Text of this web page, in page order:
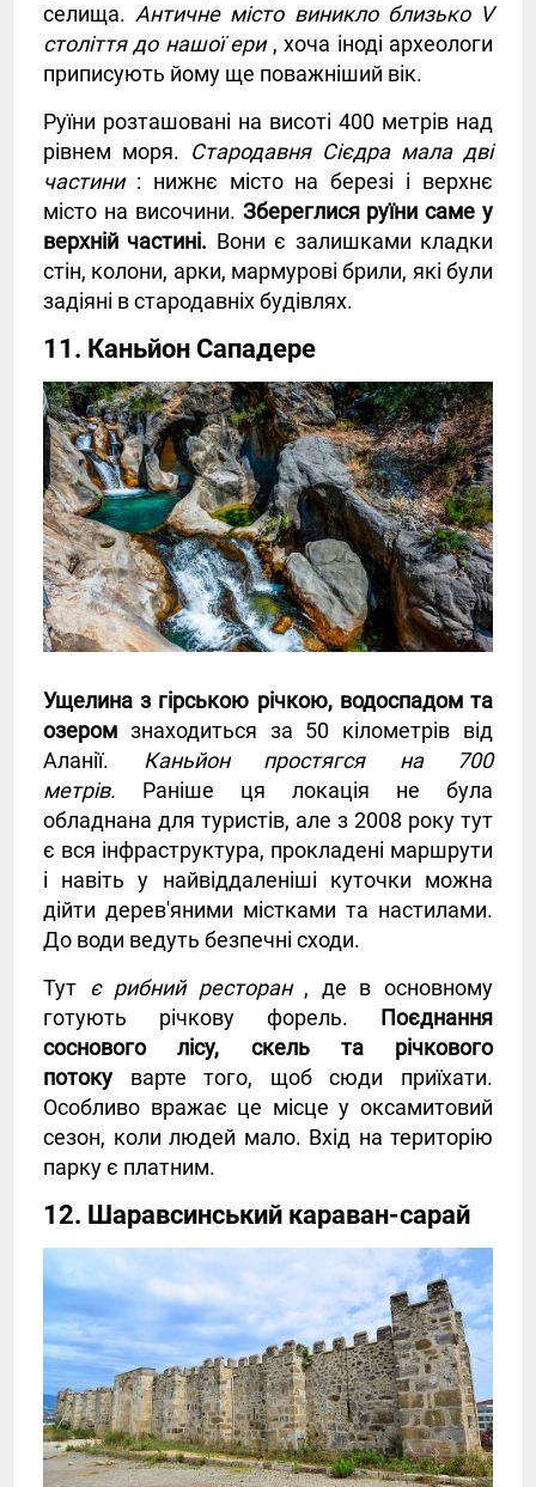
селища.Античне місто виникло близько V
століття до нашої ери, хоча іноді археологи
приписують йому ще поважніший вік.
Руїни розташовані на висоті 400 метрів над
рівнем моря. Стародавня Сієдра мала дві
частини: нижнє місто на березі і верхнє
місто на височини. Збереглися руїни саме у
верхній частині. Вони є залишками кладки
стін, колони, арки, мармурові брили, які були
задіяні в стародавніх будівлях.
11. Каньйон Сападере
Ущелина з гірською річкою, водоспадом та
озером знаходиться за 50 кілометрів від
Аланії.
Каньйон простягся на 700
метрів. Раніше ця локація не була
обладнана для туристів, але з 2008 року тут
є вся інфраструктура, прокладені маршрути
і навіть у найвіддаленіші куточки можна
дійти дерев'яними містками та настилами.
До води ведуть безпечні сходи.
Тут є рибний ресторан, де в основному
готують річкову форель. Поєднання
соснового лісу, скель та річкового
потоку варте того, щоб сюди приїхати.
Особливо вражає це місце у оксамитовий
сезон, коли людей мало. Вхід на територію
парку є платним.
12. Шаравсинський караван-сарай